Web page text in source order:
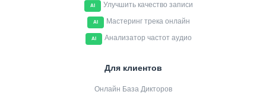
AI Улучшить качество записи
AI Мастеринг трека онлайн
AI Анализатор частот аудио
Для клиентов
Онлайн База Дикторов